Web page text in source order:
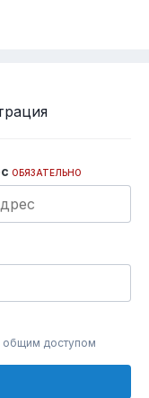
ОБЯЗАТЕЛЬНО
общим доступом